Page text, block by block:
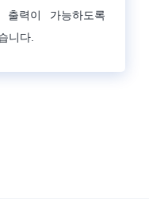
출력이 가능하도록
니다.